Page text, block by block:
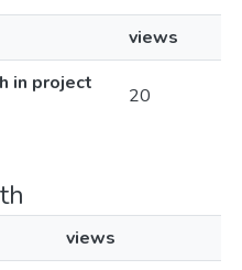
views
in project
20
views